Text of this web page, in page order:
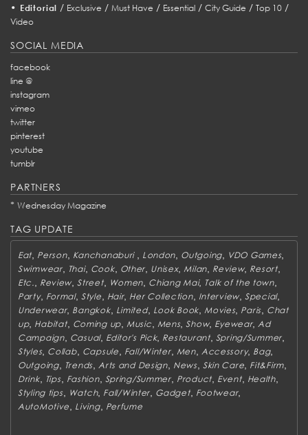
• Editorial / Exclusive /Must Have / Essential /City Guide /Top 10 /
Video
SOCIAL MEDIA
facebook
line @
instagram
vimeo
twitter
pinterest
youtube
tumblr
PARTNERS
* Wednesday Magazine
TAG UPDATE
Eat Person, Kanchanaburi London Outgoing, VDO Games,
Swimwear, Thai, Cook, Other Unisex, Milan Review, Resort,
Etc. Review,Street, Women Chiang Mai, Talk of the town,
Party, Formal, Style Hair, Her Collection, Interview,Special,
Underwear, Bangkok, Limited, Look Book Movies, Paris Chat
up, Habitat, Coming up, Music Mens,Show, Eyewear, Ad
Campaign, Casual, Editor's Pick, Restaurant, Spring/Summer
Styles, Collab, Capsule Fall/Winter, Men, Accessory, Bag,
Outgoing, Trends Arts and Design, News, Skin Care Fit&Firm
Drink, Tips, Fashion, Spring/Summer, Product, Event, Health,
Styling tips, Watch, Fall/Winter Gadget, Footwear,
AutoMotive Living, Perfume